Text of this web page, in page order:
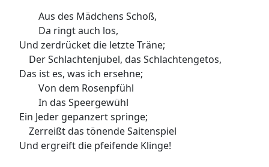
Aus des Mädchens Schoß,
Da ringt auch los,
Und zerdrücket die letzte Träne;
Der Schlachtenjubel, das Schlachtengetos,
Das ist es, was ich ersehne;
Von dem Rosenpfühl
In das Speergewühl
Ein Jeder gepanzert springe;
Zerreißt das tönende Saitenspiel
Und ergreift die pfeifende Klinge!